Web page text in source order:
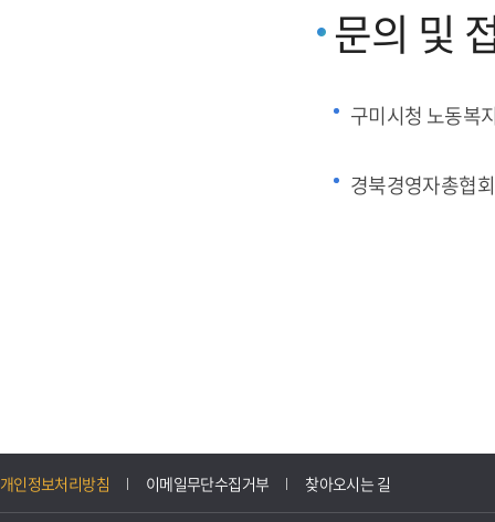
문의 및
구미시청 노동복
경북경영자총협
개인정보처리방침 이메일무단수집거부 찾아오시는 길